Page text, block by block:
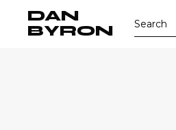
content
DAN
BYRON
for: